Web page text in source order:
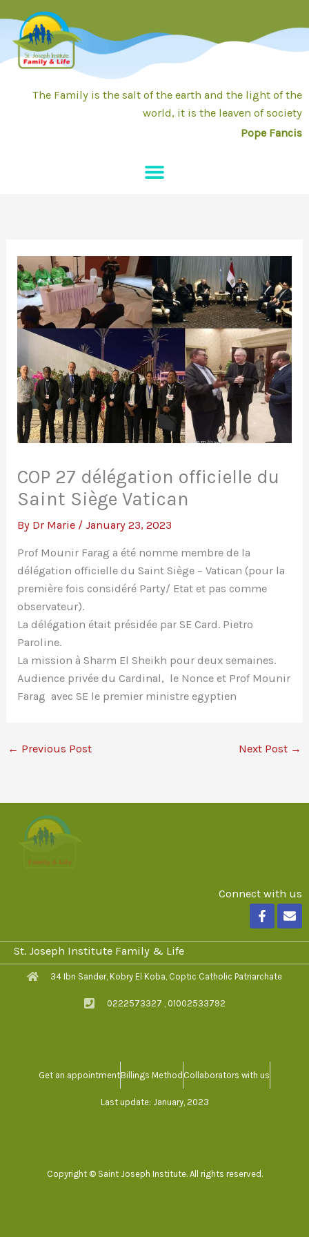
content
The Family is the salt of the earth and the light of the
world, it is the leaven of society
Pope Fancis
COP 27 délégation officielle du
Saint Siège Vatican
By Dr Marie /January 23, 2023
Prof Mounir Farag a été nomme membre de la
délégation officielle du Saint Siège – Vatican (pour la
première fois considéré Party/ Etat et pas comme
observateur).
La délégation était présidée par SE Card. Pietro
Paroline.
La mission à Sharm El Sheikh pour deux semaines.
Audience privée du Cardinal, le Nonce et Prof Mounir
Farag avec SE le premier ministre egyptien
← Previous Post Next Post →
Connect with us
F
a
e
o
o
E
n
e
St. Joseph Institute Family & Life
34 Ibn Sander, Kobry El Koba, Coptic Catholic Patriarchate
0222573327 , 01002533792
Get an appointmentBillings Method Collaborators with us
Last update: January, 2023
Copyright © Saint Joseph Institute. All rights reserved.